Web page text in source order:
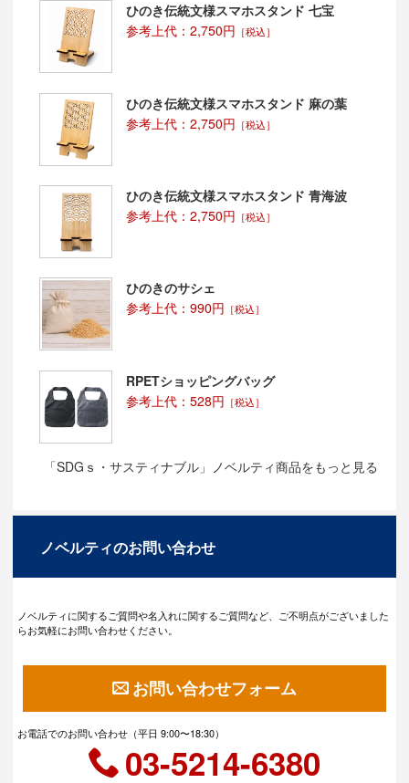
ひのき伝統文様スマホスタンド 七宝
参考上代：2,750円 ［税込］
ひのき伝統文様スマホスタンド 麻の葉
参考上代：2,750円 ［税込］
ひのき伝統文様スマホスタンド 青海波
参考上代：2,750円 ［税込］
ひのきのサシェ
参考上代：990円 ［税込］
RPETショッピングバッグ
参考上代：528円 ［税込］
「SDGｓ・サスティナブル」ノベルティ商品をもっと見る
ノベルティのお問い合わせ
ノベルティに関するご質問や名入れに関するご質問など、ご不明点がございました
らお気軽にお問い合わせください。
お問い合わせフォーム
お電話でのお問い合わせ（平日 9:00〜18:30）
03-5214-6380